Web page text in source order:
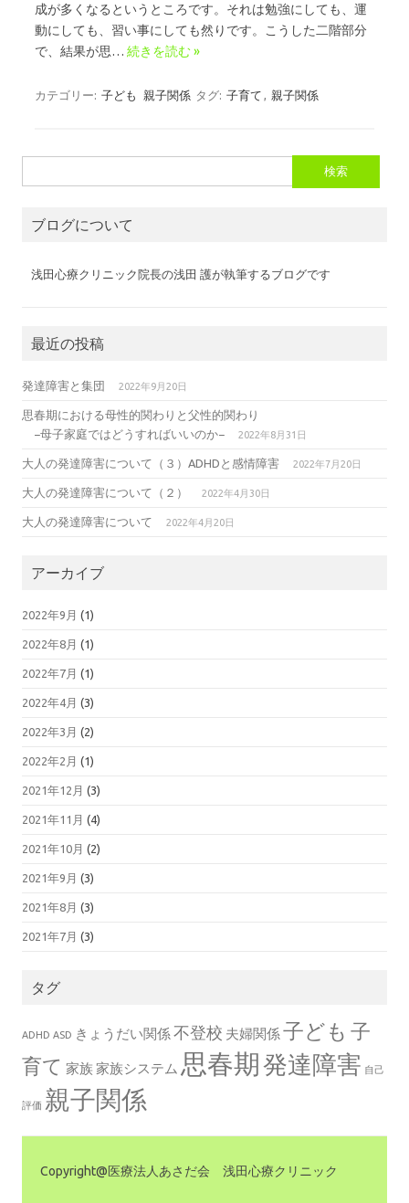
成が多くなるというところです。それは勉強にしても、運
動にしても、習い事にしても然りです。こうした二階部分
で、結果が思… 続きを読む »
カテゴリー: 子ども 親子関係 タグ: 子育て 親子関係
索:
ブログについて
浅田心療クリニック院長の浅田 護が執筆するブログです
最近の投稿
発達障害と集団 2022年9月20日
思春期における母性的関わりと父性的関わり
−母子家庭ではどうすればいいのか−
2022年8月31日
大人の発達障害について（３）ADHDと感情障害 2022年7月20日
大人の発達障害について（２） 2022年4月30日
大人の発達障害について 2022年4月20日
アーカイブ
2022年9月 (1)
2022年8月 (1)
2022年7月 (1)
2022年4月 (3)
2022年3月 (2)
2022年2月 (1)
2021年12月 (3)
2021年11月 (4)
2021年10月 (2)
2021年9月 (3)
2021年8月 (3)
2021年7月 (3)
タグ
ADHD ASD きょうだい関係不登校 夫婦関係子ども 子
育て 家族 家族システム 思春期発達障害 自己
評価 親子関係
Copyright@医療法人あさだ会 浅田心療クリニック